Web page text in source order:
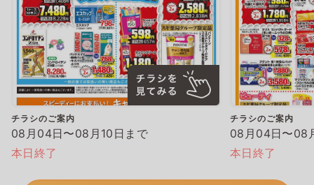
チラシのご案内
08月04日〜08月10日まで
本日終了
チラシのご案内
08月04日〜08
本日終了